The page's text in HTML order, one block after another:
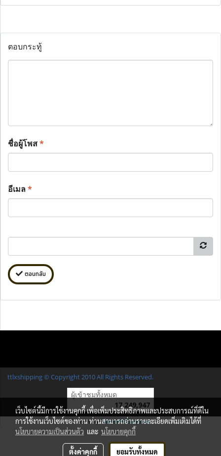
ตอบกระทู้
ชื่อผู้โพส*
อีเมล*
ตอบกลับ
ttlxshipping © Copyright 2010 All Rights Reserved.
ผู้เข้าชมทั้งหมด
17,249,947
Powered byMakeWebEasy.com
เว็บไซต์นี้มีการใช้งานคุกกี้ เพื่อเพิ่มประสิทธิภาพและประสบการณ์ที่ดีใน
การใช้งานเว็บไซต์ของท่าน ท่านสามารถอ่านรายละเอียดเพิ่มเติมได้ที่
นโยบายความเป็นส่วนตัว และ นโยบายคุกกี้
ตั้งค่าคุกกี้ ยอมรับทั้งหมด